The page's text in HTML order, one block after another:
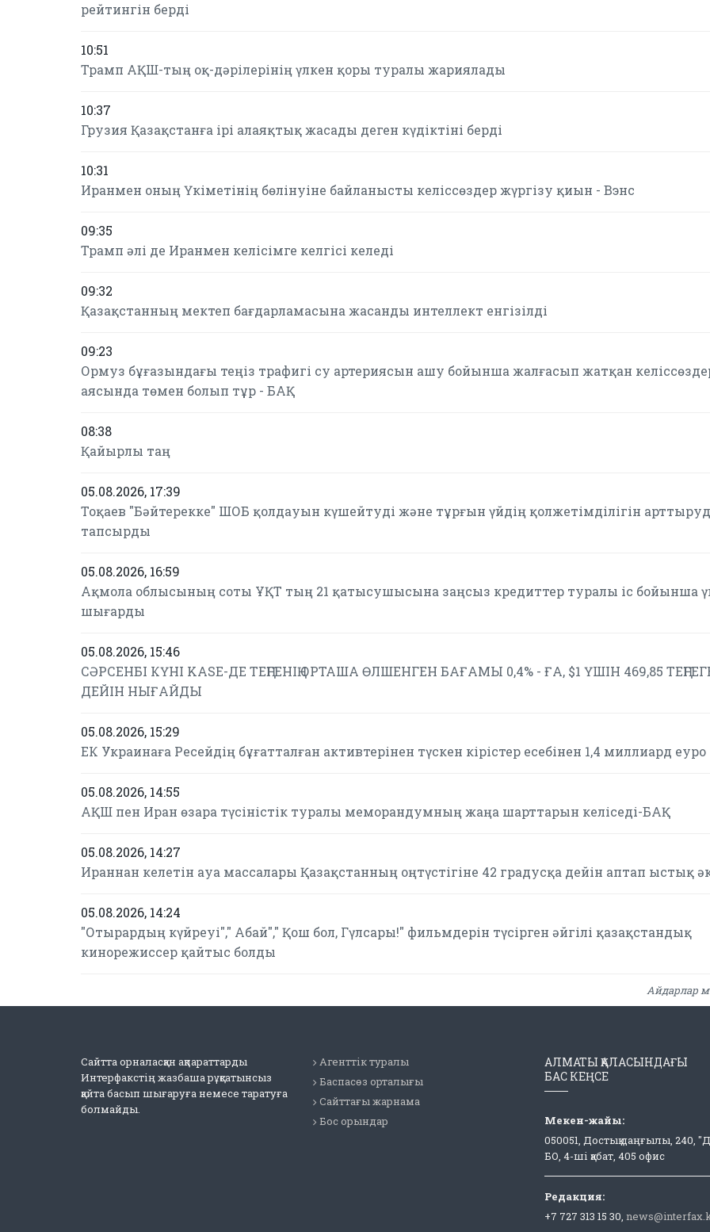
рейтингін берді
10:51
Трамп АҚШ-тың оқ-дәрілерінің үлкен қоры туралы жариялады
10:37
Грузия Қазақстанға ірі алаяқтық жасады деген күдіктіні берді
10:31
Иранмен оның Үкіметінің бөлінуіне байланысты келіссөздер жүргізу қиын - Вэнс
09:35
Трамп әлі де Иранмен келісімге келгісі келеді
09:32
Қазақстанның мектеп бағдарламасына жасанды интеллект енгізілді
09:23
Ормуз бұғазындағы теңіз трафигі су артериясын ашу бойынша жалғасып жатқан
аясында төмен болып тұр - БАҚ
08:38
Қайырлы таң
05.08.2026, 17:39
Тоқаев "Бәйтерекке" ШОБ қолдауын күшейтуді және тұрғын үйдің қолжетімділігін
тапсырды
05.08.2026, 16:59
Ақмола облысының соты ҰҚТ тың 21 қатысушысына заңсыз кредиттер туралы іс бойынша
шығарды
05.08.2026, 15:46
СӘРСЕНБІ КҮНІ KASE-ДЕ ТЕҢГЕНІҢ ОРТАША ӨЛШЕНГЕН БАҒАМЫ 0,4% - ҒА, $1 ҮШІН 469,85
ДЕЙІН НЫҒАЙДЫ
05.08.2026, 15:29
ЕК Украинаға Ресейдің бұғатталған активтерінен түскен кірістер есебінен 1,4 миллиард еуро
05.08.2026, 14:55
АҚШ пен Иран өзара түсіністік туралы меморандумның жаңа шарттарын келіседі-БАҚ
05.08.2026, 14:27
Ираннан келетін ауа массалары Қазақстанның оңтүстігіне 42 градусқа дейін аптап ыстық
05.08.2026, 14:24
"Отырардың күйреуі"," Абай"," Қош бол, Гүлсары!" фильмдерін түсірген әйгілі қазақстандық
кинорежиссер қайтыс болды
Айдарлар
Сайтта орналасқан ақпараттарды
Интерфакстің жазбаша рұқсатынсыз
қайта басып шығаруға немесе таратуға
болмайды.
Агенттік туралы
Баспасөз орталығы
Сайттағы жарнама
Бос орындар
АЛМАТЫ ҚАЛАСЫНДАҒЫ
БАС КЕҢСЕ
Мекен-жайы:
050051, Достық даңғылы, 240,
БО, 4-ші қабат, 405 офис
Редакция:
+7 727 313 15 30,